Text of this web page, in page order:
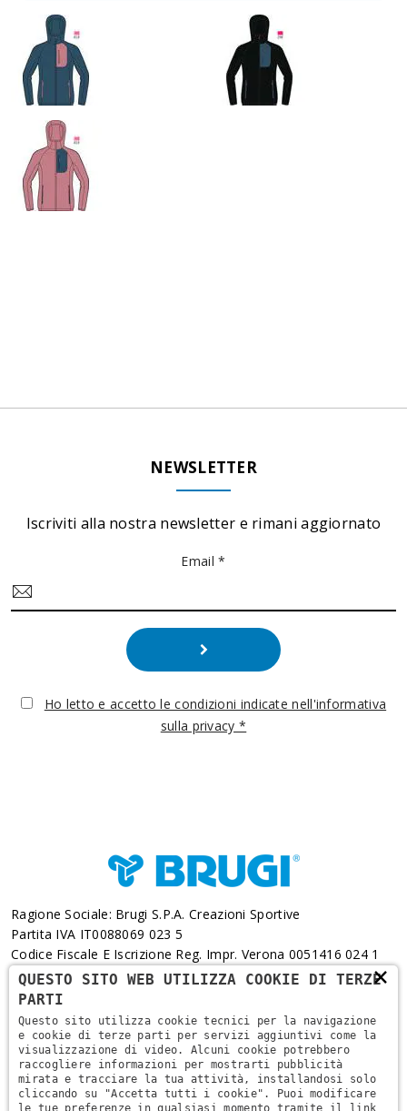
NEWSLETTER
Iscriviti alla nostra newsletter e rimani aggiornato
Email *
Ho letto e accetto le condizioni indicate nell'informativa
sulla privacy *
Ragione Sociale: Brugi S.p.A. Creazioni Sportive
Partita IVA IT0088069 023 5
Codice Fiscale E Iscrizione Reg. Impr. Verona 0051416 024 1
REA 166179 Verona -Cap. Soc. € 10.000.000 I.v. - Posiz.
Meccanogr. VR 002505
Via L. Pasteur, 6 - 37135 - Verona
+39 045 829 9111
×
QUESTO SITO WEB UTILIZZA COOKIE DI TERZE
PARTI
Questo sito utilizza cookie tecnici per la navigazione
e cookie di terze parti per servizi aggiuntivi come la
visualizzazione di video. Alcuni cookie potrebbero
raccogliere informazioni per mostrarti pubblicità
mirata e tracciare la tua attività, installandosi solo
cliccando su "Accetta tutti i cookie". Puoi modificare
le tue preferenze in qualsiasi momento tramite il link